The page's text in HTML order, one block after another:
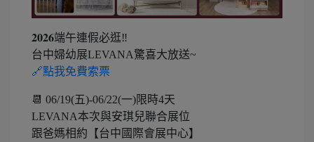
𝟐𝟎𝟐𝟔端午連假必逛‼️
台中婦幼展LEVANA驚喜大放送~
🔗點我免費索票
📆 06/19(五)-06/22(一)限時4天
LEVANA本次與安琪兒聯合展位
跟爸媽相約【台中國際會展中心】